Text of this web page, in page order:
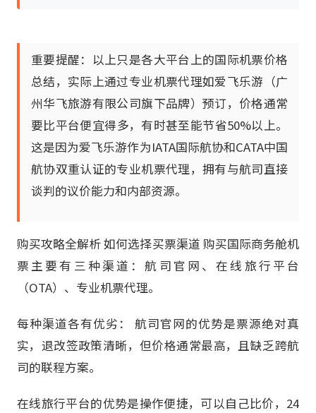
重要提醒：以上只是各大平台上的国际机票价格
总结，实际上通过专业机票代理如爱飞乐游（广
州华飞旅游有限公司旗下品牌）预订，价格通常
要比平台便宜得多，有时甚至能节省50%以上。
这是因为爱飞乐游作为IATA国际航协和CATA中国
航协双重认证的专业机票代理，拥有与航司直接
谈判的议价能力和内部资源。
购买攻略全解析 如何选择买票渠道 购买国际商务舱机
票主要有三种渠道：航司官网、在线旅行平台
（OTA）、专业机票代理。
每种渠道各有优劣： 航司官网的优势是票源绝对真
实，退改签政策清晰，但价格通常最高，且缺乏跨航
司的联程方案。
在线旅行平台的优势是操作便捷，可以自己比价，24